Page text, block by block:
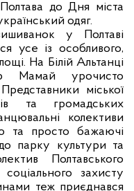
до Дня міста
одяг.
у Полтаві
усе із особливого,
На Білій Альтанці
Мамай урочисто
міської
та громадських
колективи
та просто бажаючі
парку культури та
Полтавського
захисту
теж приєднався